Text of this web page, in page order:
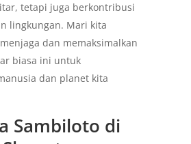
tetapi juga berkontribusi
lingkungan. Mari kita
dan memaksimalkan
biasa ini untuk
dan planet kita
Sambiloto di